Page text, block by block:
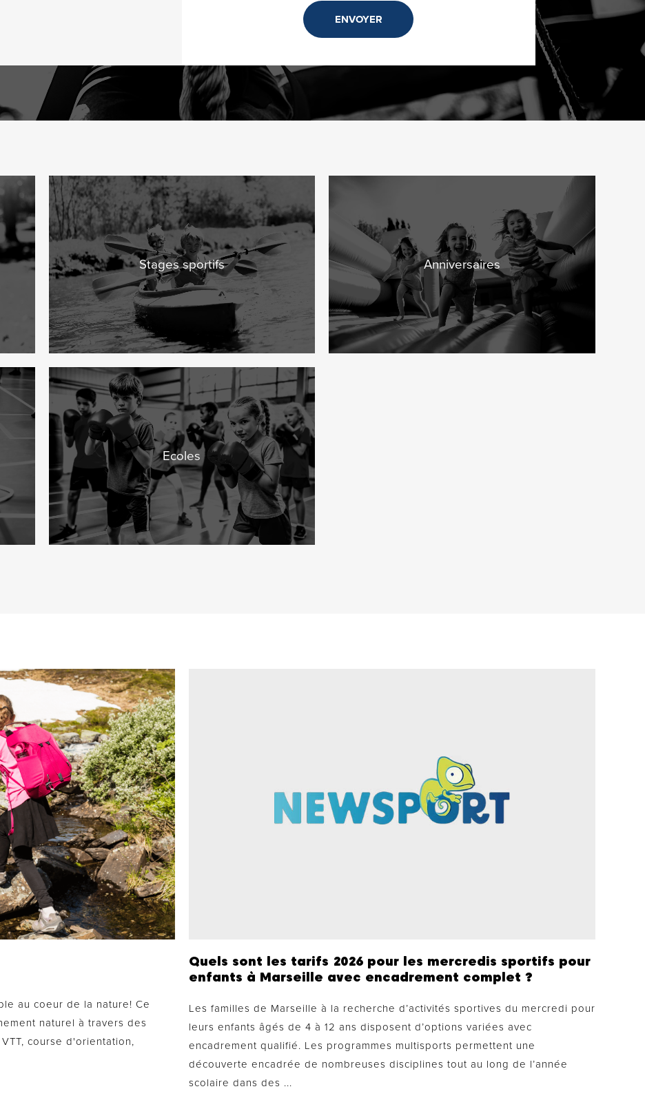
Stages sportifs Anniversaires
Ecoles
au coeur de la nature! Ce
naturel à travers des
course d'orientation,
Quels sont les tarifs 2026 pour les mercredis sportifs pour
enfants à Marseille avec encadrement complet ?
Les familles de Marseille à la recherche d’activités sportives du mercredi pour
leurs enfants âgés de 4 à 12 ans disposent d’options variées avec
encadrement qualifié. Les programmes multisports permettent une
découverte encadrée de nombreuses disciplines tout au long de l’année
scolaire dans des ...